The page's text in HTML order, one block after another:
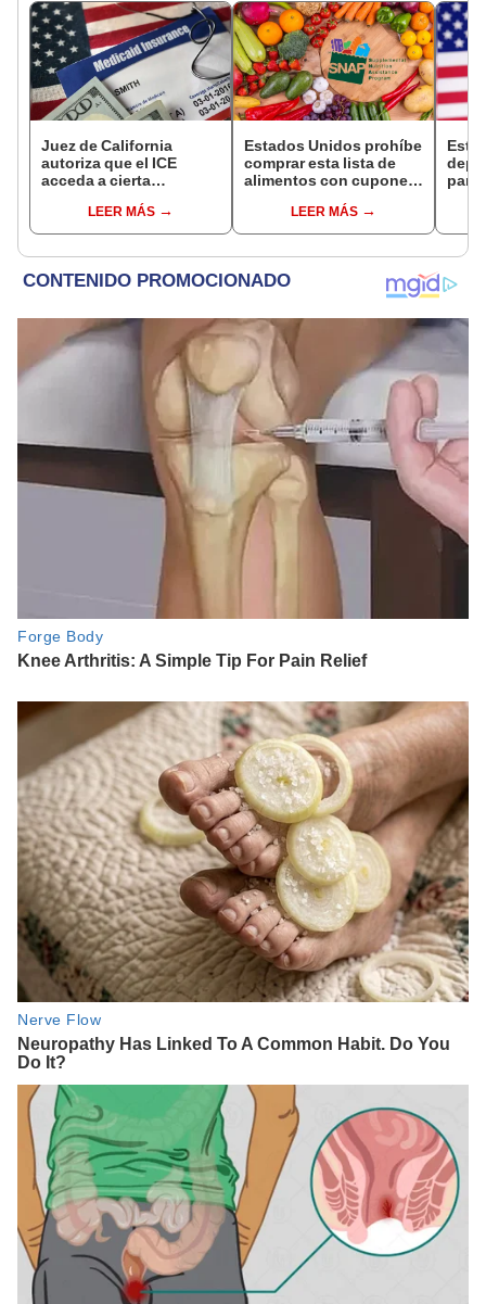
Juez de California
autoriza que el ICE
acceda a cierta
inmigrantes inscritos en
Medicaid
LEER MÁS
Estados Unidos prohíbe
comprar esta lista de
alimentos con cupones
desde 2026LEER MÁS
para
se